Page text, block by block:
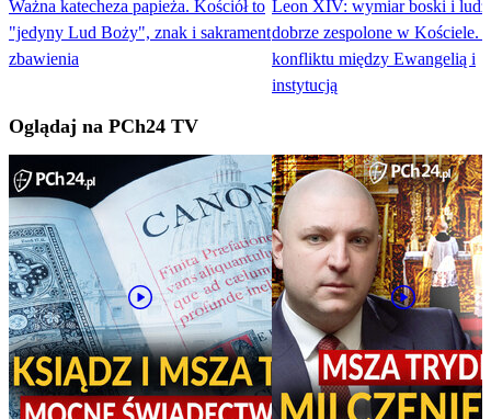
Ważna katecheza papieża. Kościół to
"jedyny Lud Boży", znak i sakrament
zbawienia
Leon XIV: wymiar boski i
dobrze zespolone w Kościele.
konfliktu między Ewangelią i
instytucją
Oglądaj na PCh24 TV